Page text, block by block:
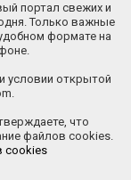
портал свежих и
Только важные
формате на
условии открытой
что
файлов cookies.
cookies